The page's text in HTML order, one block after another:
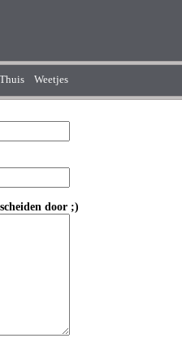
Thuis Weetjes
door ;)